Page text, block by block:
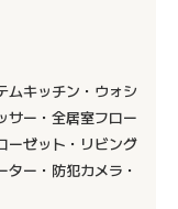
ムキッチン・ウォシ
サー・全居室フロー
ーゼット・リビング
ー・防犯カメラ・